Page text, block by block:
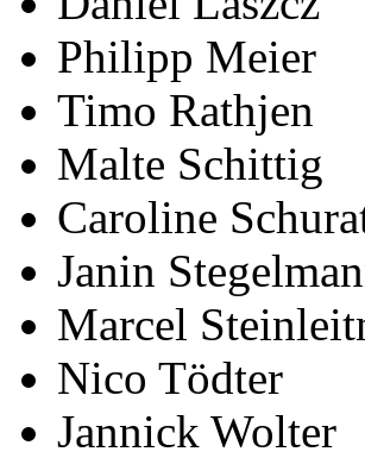
Philipp Meier
Timo Rathjen
Malte Schittig
Caroline
Janin
Marcel
Nico Tödter
Jannick Wolter